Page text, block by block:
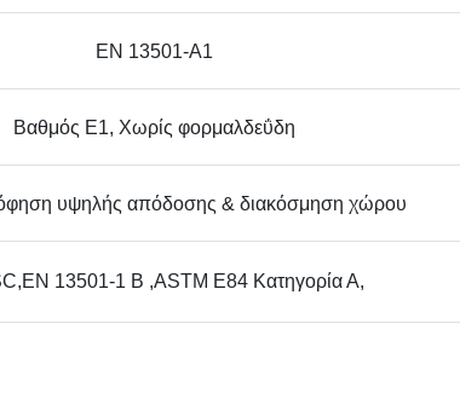
EN 13501-A1
Βαθμός Ε1, Χωρίς φορμαλδεΰδη
υψηλής απόδοσης & διακόσμηση χώρου
13501-1 B ,ASTM E84 Κατηγορία Α,